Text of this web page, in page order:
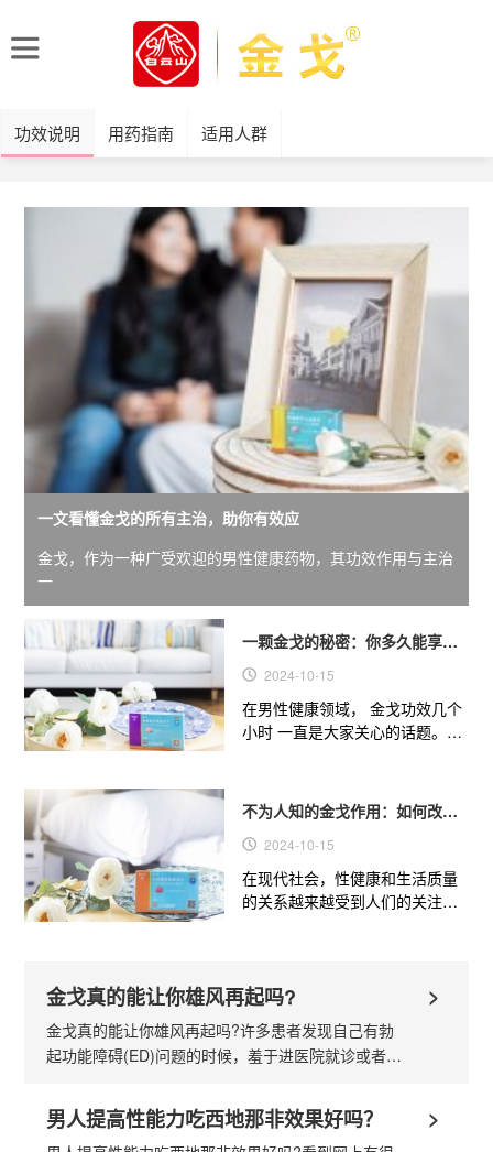
功效说明 用药指南 适用人群
一文看懂金戈的所有主治，助你有效应
金戈，作为一种广受欢迎的男性健康药物，其功效作用与主治
一
一颗金戈的秘密：你多久能享受
到它的强大效果
2024-10-15
在男性健康领域， 金戈功效几个
小时 一直是大家关心的话题。今
不为人知的金戈作用：如何改善
你的性健康和生
2024-10-15
在现代社会，性健康和生活质量
的关系越来越受到人们的关注。
金戈真的能让你雄风再起吗? >
金戈真的能让你雄风再起吗?许多患者发现自己有勃
起功能障碍(ED)问题的时候，羞于进医院就诊或者嫌
者往往发现达不到预期效果，这是为什...
男人提高性能力吃西地那非效果好吗？ >